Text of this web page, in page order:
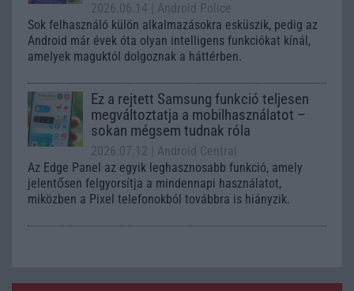
2026.06.14
| Android Police
Sok felhasználó külön alkalmazásokra esküszik, pedig az
Android már évek óta olyan intelligens funkciókat kínál,
amelyek maguktól dolgoznak a háttérben.
Ez a rejtett Samsung funkció teljesen
megváltoztatja a mobilhasználatot –
sokan mégsem tudnak róla
2026.07.12
| Android Central
Az Edge Panel az egyik leghasznosabb funkció, amely
jelentősen felgyorsítja a mindennapi használatot,
miközben a Pixel telefonokból továbbra is hiányzik.